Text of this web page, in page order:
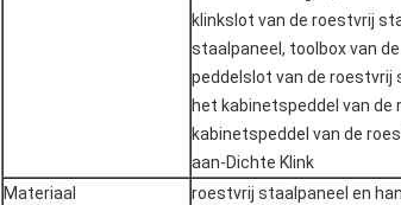
klinkslot van de roestvrij
staalpaneel, toolbox van
peddelslot van de roestvrij
het kabinetspeddel van
kabinetspeddel van de
aan-Dichte Klink
Materiaal
roestvrij staalpaneel en